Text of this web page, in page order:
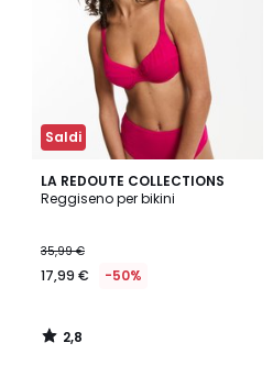
Saldi
LA REDOUTE COLLECTIONS
Reggiseno per bikini
35,99 €
17,99 € -50%
2,8
/ 5
2,8
/